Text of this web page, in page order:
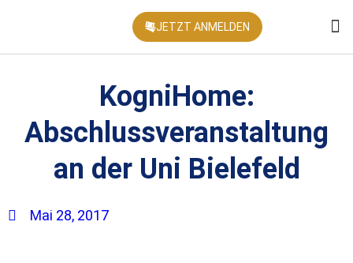
JETZT ANMELDEN
KogniHome:
Abschlussveranstaltung
an der Uni Bielefeld
Mai 28, 2017